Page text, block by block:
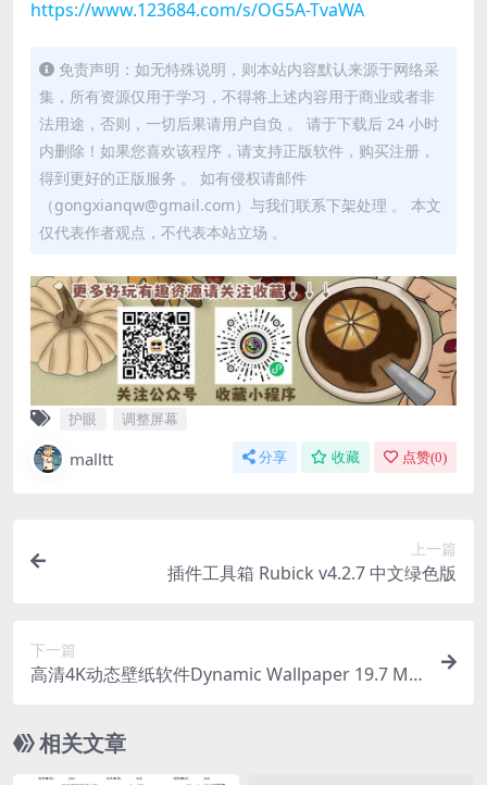
https://www.123684.com/s/OG5A-TvaWA
免责声明：如无特殊说明，则本站内容默认来源于网络采
集，所有资源仅用于学习，不得将上述内容用于商业或者非
法用途，否则，一切后果请用户自负 。 请于下载后 24 小时
内删除！如果您喜欢该程序，请支持正版软件，购买注册，
得到更好的正版服务 。 如有侵权请邮件
（gongxianqw@gmail.com）与我们联系下架处理 。 本文
仅代表作者观点，不代表本站立场 。
护眼 调整屏幕
malltt 分享 收藏 点赞(0)
上一篇
插件工具箱 Rubick v4.2.7 中文绿色版
下一篇
高清4K动态壁纸软件Dynamic Wallpaper 19.7 MA
相关文章